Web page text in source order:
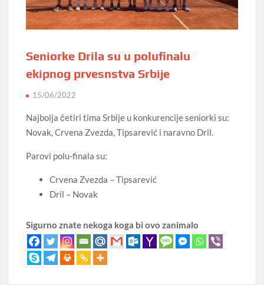
Seniorke Drila su u polufinalu
ekipnog prvesnstva Srbije
15/06/2022
Najbolja četiri tima Srbije u konkurencije seniorki su:
Novak, Crvena Zvezda, Tipsarević i naravno Dril.
Parovi polu-finala su:
Crvena Zvezda – Tipsarević
Dril – Novak
Sigurno znate nekoga koga bi ovo zanimalo